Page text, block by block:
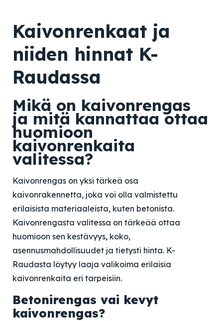
Kaivonrenkaat ja
niiden hinnat K-
Raudassa
Mikä on kaivonrengas
ja mitä kannattaa ottaa
huomioon
kaivonrenkaita
valitessa?
Kaivonrengas on yksi tärkeä osa
kaivonrakennetta, joka voi olla valmistettu
erilaisista materiaaleista, kuten betonista.
Kaivonrengasta valitessa on tärkeää ottaa
huomioon sen kestävyys, koko,
asennusmahdollisuudet ja tietysti hinta. K-
Raudasta löytyy laaja valikoima erilaisia
kaivonrenkaita eri tarpeisiin.
Betonirengas vai kevyt
kaivonrengas?